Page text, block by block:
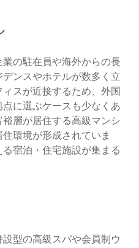
の駐在員や海外からの長
ンスやホテルが数多く立
スが近接するため、外国
に選ぶケースも少なくあ
層が居住する高級マンシ
環境が形成されていま
宿泊・住宅施設が集まる
型の高級スパや会員制ウ